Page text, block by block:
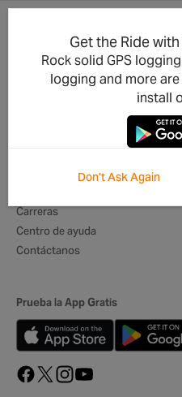
Actualizaciones del Producto
Integraciones
Desarrolladores
Carreras
Centro de ayuda
Contáctanos
Prueba la App Gratis
Get the Ride
Rock solid GPS
logging and more
install
Don't Ask Again